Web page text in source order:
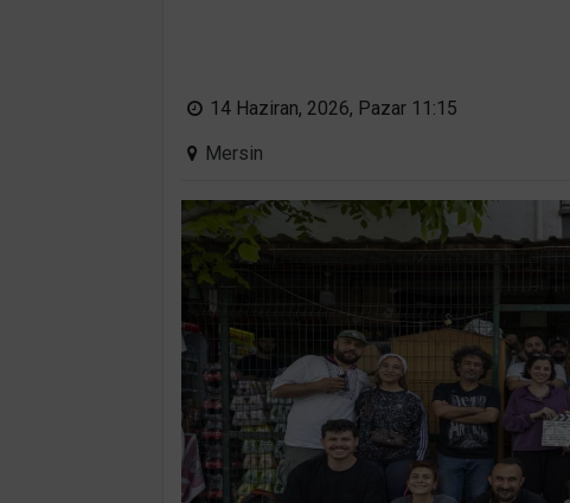
14 Haziran, 2026, Pazar 11:15
Mersin